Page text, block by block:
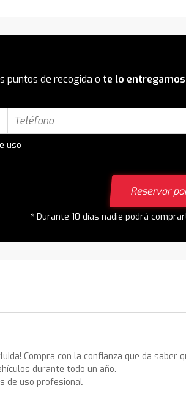
puntos de recogida o te lo
uso
Reservar
* Durante 10 días nadie podrá
Compra con la confianza que da saber
durante todo un año.
de uso profesional